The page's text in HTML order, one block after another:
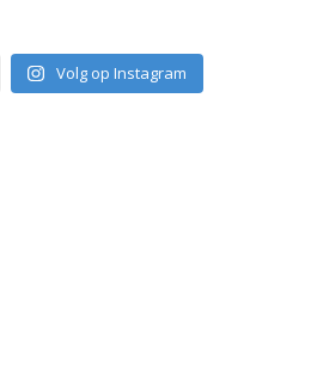
Volg op Instagram